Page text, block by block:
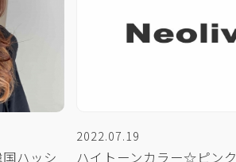
ハッシ
2022.07.19
ハイトーンカラー☆ピンク